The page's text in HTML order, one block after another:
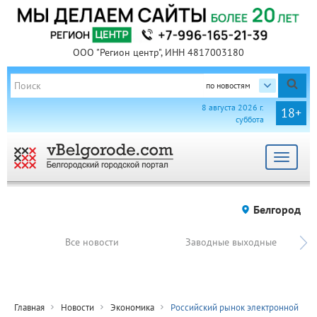
ООО "Регион центр", ИНН 4817003180
по новостям
18+
8 августа 2026 г.
суббота
Toggle
Белгород
Все новости Заводные выходные
Главная Новости Экономика
Российский рынок электронной